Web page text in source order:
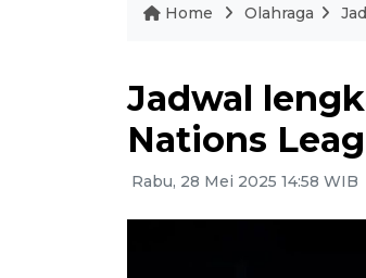
Home Olahraga
Jadwal
Nations
Rabu, 28 Mei 2025 14:58 WIB